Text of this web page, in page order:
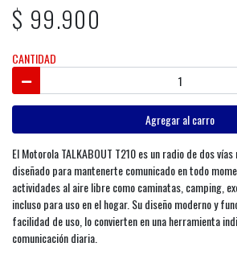
$ 99.900
CANTIDAD
Agregar al carro
El Motorola TALKABOUT T210 es un radio de dos
diseñado para mantenerte comunicado en todo
actividades al aire libre como caminatas, camping,
incluso para uso en el hogar. Su diseño moderno y
facilidad de uso, lo convierten en una herramienta
comunicación diaria.